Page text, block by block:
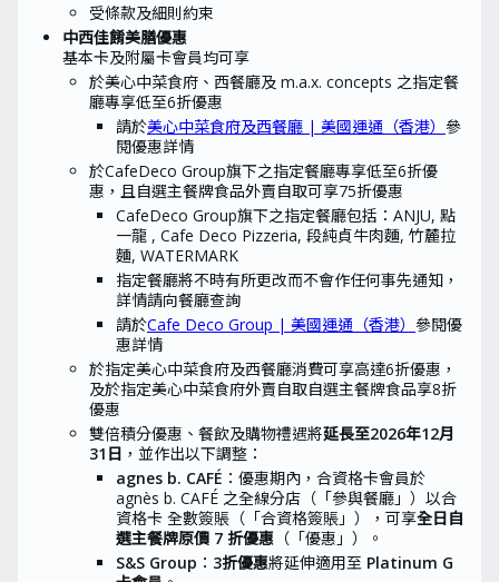
受條款及細則約束
中西佳餚美膳優惠
基本卡及附屬卡會員均可享
於美心中菜食府、西餐廳及 m.a.x. concepts 之指定餐
廳專享低至6折優惠
請於美心中菜食府及西餐廳 | 美國運通（香港） 參
閱優惠詳情
於CafeDeco Group旗下之指定餐廳專享低至6折優
惠，且自選主餐牌食品外賣自取可享75折優惠
CafeDeco Group旗下之指定餐廳包括：ANJU, 點
一龍 , Cafe Deco Pizzeria, 段純貞牛肉麵, 竹麓拉
麵, WATERMARK
指定餐廳將不時有所更改而不會作任何事先通知，
詳情請向餐廳查詢
請於Cafe Deco Group | 美國運通（香港） 參閱優
惠詳情
於指定美心中菜食府及西餐廳消費可享高達6折優惠，
及於指定美心中菜食府外賣自取自選主餐牌食品享8折
優惠
雙倍積分優惠、餐飲及購物禮遇將延長至2026年12月
31日 ，並作出以下調整：
agnes b. CAFÉ ：優惠期內，合資格卡會員於
agnès b. CAFÉ 之全線分店（「參與餐廳」）以合
資格卡 全數簽賬（「合資格簽賬」），可享全日自
選主餐牌原價 7 折優惠 （「優惠」）。
S&S Group ： 3折優惠將延伸適用至 Platinum G